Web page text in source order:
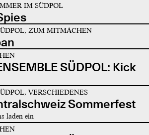
IM SÜDPOL
ZUM MITMACHEN
SÜDPOL: Kick
VERSCHIEDENES
Sommerfest
laden ein